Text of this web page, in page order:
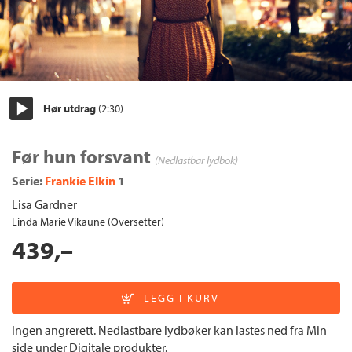
Hør utdrag (2:30)
Før hun forsvant (Nedlastbar lydbok)
Serie: Frankie Elkin 1
Lisa Gardner
Linda Marie Vikaune (Oversetter)
439,–
Ingen angrerett. Nedlastbare lydbøker kan lastes ned fra Min
side under Digitale produkter.